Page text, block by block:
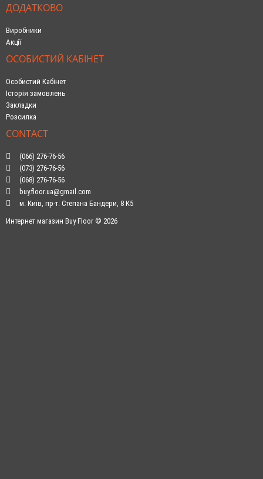
ДОДАТКОВО
Виробники
Акції
ОСОБИСТИЙ КАБІНЕТ
Особистий Кабінет
Історія замовлень
Закладки
Розсилка
CONTACT
(066) 276-76-56
(073) 276-76-56
(068) 276-76-56
buy.floor.ua@gmail.com
м. Київ, пр-т. Степана Бандери, 8 К5
Интернет магазин Buy Floor © 2026